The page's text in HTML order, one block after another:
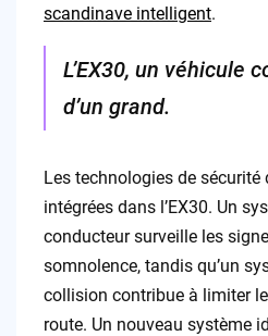
scandinave intelligent.
L’EX30, un véhicule
d’un grand.
Les technologies de
intégrées dans l’EX30. Un
conducteur surveille les
somnolence, tandis qu’un
collision contribue à limiter
route. Un nouveau système